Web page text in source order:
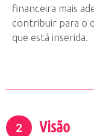
financeira mais
contribuir para o
que está inserida.
2 Visão